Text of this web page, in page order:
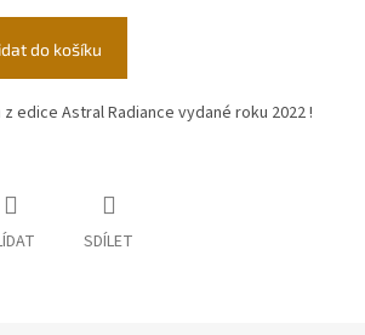
do košíku
edice Astral Radiance vydané roku 2022 !
SDÍLET